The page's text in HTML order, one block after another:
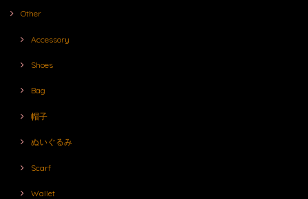
Other
Accessory
Shoes
Bag
帽子
ぬいぐるみ
Scarf
Wallet